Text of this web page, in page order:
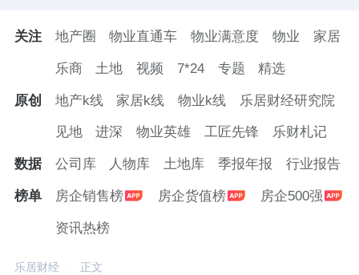
关注 地产圈 物业直通车 物业满意度 物业 家居
乐商 土地 视频 7*24 专题 精选
原创 地产k线 家居k线 物业k线 乐居财经研究院
见地 进深 物业英雄 工匠先锋 乐财札记
数据 公司库 人物库 土地库 季报年报 行业报告
榜单 房企销售榜 房企货值榜 房企500强
资讯热榜
乐居财经 正文